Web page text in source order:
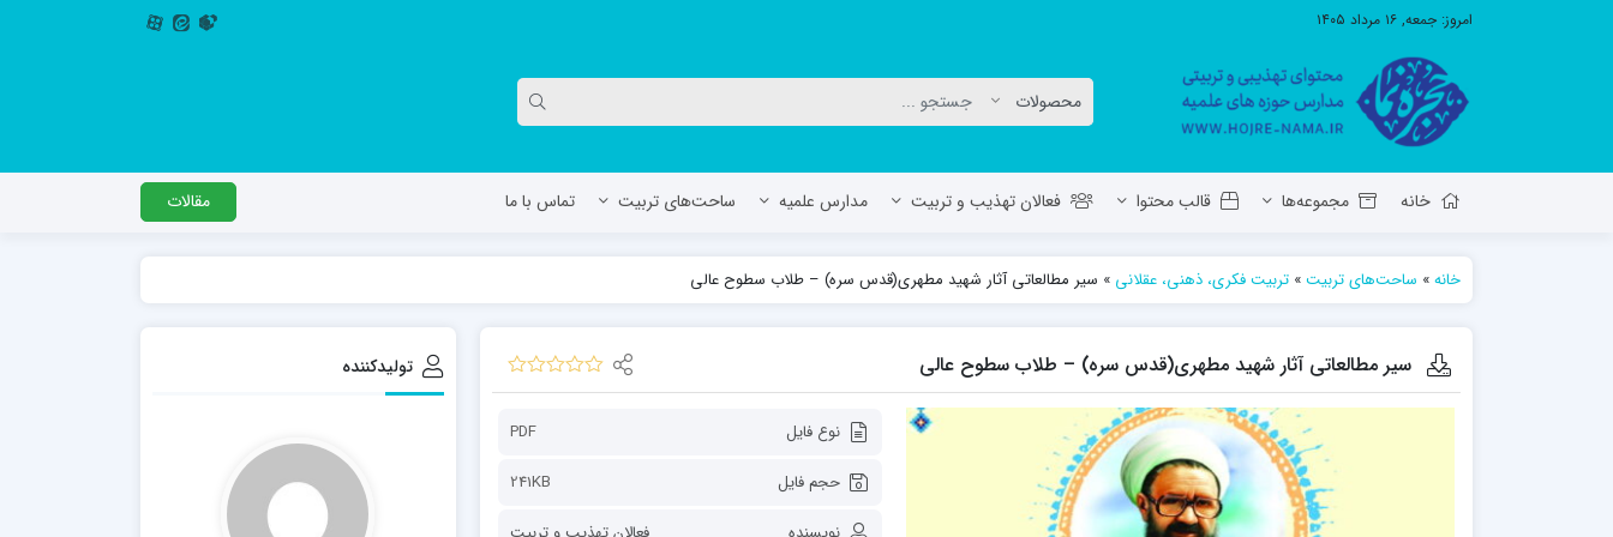
امروز: جمعه, ۱۶ مرداد ۱۴۰۵
خانه مجموعه‌ها قالب محتوا فعالان تهذیب و تربیت مدارس علمیه
معاونت تهذیب استان آ.ش
حوزه علمیه حضرت ولی عصر عج بناب
مدرسه علمیه صاحب الزمان عج مرند
مدرسه علمیه جعفریه
مدرسه علمیه المهدی (عج)/ آران و بیدگل
حوزه علمیه سفیران هدایت رهنان
مدرسه آیت الله العظمی گلپایگانی ره
مدرسه اباصالح المهدی عج
مدرسه امام جعفر صادق علیه السلام ساوجبلاغ
مدرسه علمیه امام حسن مجتبی(ع) چهارباغ
ساحت‌های تربیت تماس با ما مقالات
خانه» ساحت‌های تربیت» تربیت فکری، ذهنی، عقلانی » سیر مطالعاتی آثار شهید مطهری(قدس سره) – طلاب سطوح عالی
سیر مطالعاتی آثار شهید مطهری(قدس سره) – طلاب سطوح عالی
نوع فایل
PDF
حجم فایل
241KB
تولیدکننده